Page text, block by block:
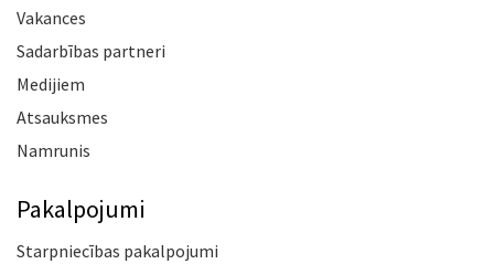
Vakances
Sadarbības partneri
Medijiem
Atsauksmes
Namrunis
Pakalpojumi
Starpniecības pakalpojumi